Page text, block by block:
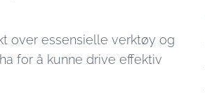
over essensielle verktøy og
for å kunne drive effektiv